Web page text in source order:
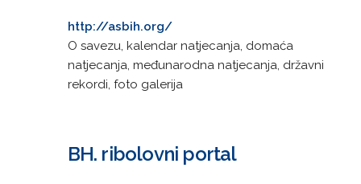
http://asbih.org/
O savezu, kalendar natjecanja, domaća
natjecanja, međunarodna natjecanja, državni
rekordi, foto galerija
BH. ribolovni portal